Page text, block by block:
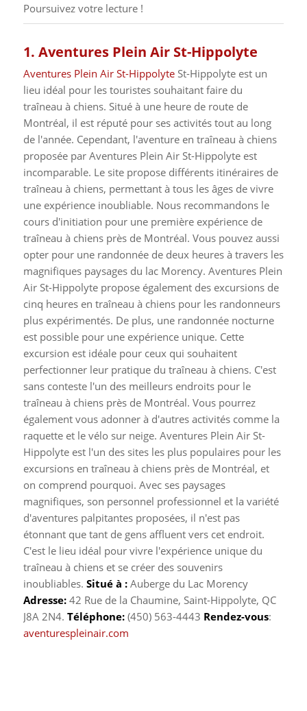
Poursuivez votre lecture !
1. Aventures Plein Air St-Hippolyte
Aventures Plein Air St-HippolyteSt-Hippolyte est un
lieu idéal pour les touristes souhaitant faire du
traîneau à chiens. Situé à une heure de route de
Montréal, il est réputé pour ses activités tout au long
de l'année. Cependant, l'aventure en traîneau à chiens
proposée par Aventures Plein Air St-Hippolyte est
incomparable. Le site propose différents itinéraires de
traîneau à chiens, permettant à tous les âges de vivre
une expérience inoubliable. Nous recommandons le
cours d'initiation pour une première expérience de
traîneau à chiens près de Montréal. Vous pouvez aussi
opter pour une randonnée de deux heures à travers les
magnifiques paysages du lac Morency. Aventures Plein
Air St-Hippolyte propose également des excursions de
cinq heures en traîneau à chiens pour les randonneurs
plus expérimentés. De plus, une randonnée nocturne
est possible pour une expérience unique. Cette
excursion est idéale pour ceux qui souhaitent
perfectionner leur pratique du traîneau à chiens. C'est
sans conteste l'un des meilleurs endroits pour le
traîneau à chiens près de Montréal. Vous pourrez
également vous adonner à d'autres activités comme la
raquette et le vélo sur neige. Aventures Plein Air St-
Hippolyte est l'un des sites les plus populaires pour les
excursions en traîneau à chiens près de Montréal, et
on comprend pourquoi. Avec ses paysages
magnifiques, son personnel professionnel et la variété
d'aventures palpitantes proposées, il n'est pas
étonnant que tant de gens affluent vers cet endroit.
C'est le lieu idéal pour vivre l'expérience unique du
traîneau à chiens et se créer des souvenirs
inoubliables. Situé à :Auberge du Lac Morency
Adresse:42 Rue de la Chaumine, Saint-Hippolyte, QC
J8A 2N4. Téléphone:(450) 563-4443 Rendez-vous:
aventurespleinair.com